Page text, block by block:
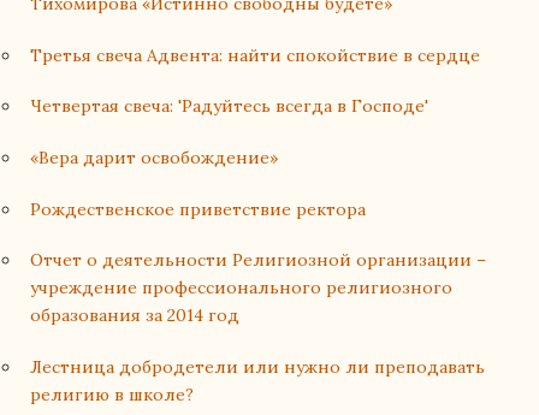
Третья свеча Адвента: найти спокойствие в сердце
Четвертая свеча: 'Радуйтесь всегда в Господе'
«Вера дарит освобождение»
Рождественское приветствие ректора
Отчет о деятельности Религиозной организации –
учреждение профессионального религиозного
образования за 2014 год
Лестница добродетели или нужно ли преподавать
религию в школе?